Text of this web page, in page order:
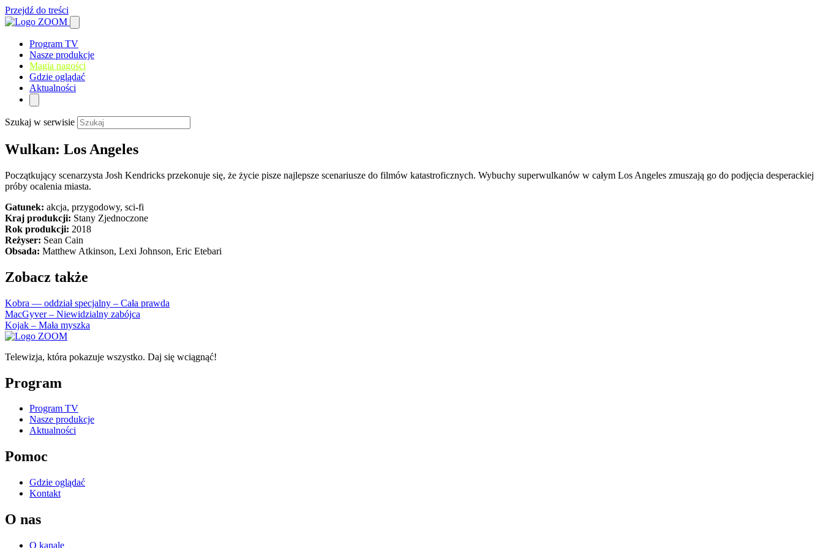
Przejdź do treści
Program TV
Nasze produkcje
Magia nagości
Gdzie oglądać
Aktualności
Szukaj w serwisie
Wulkan: Los Angeles
Początkujący scenarzysta Josh Kendricks przekonuje się, że życie pisze najlepsze scenariusze do filmów katastroficznych. Wybuchy superwulkanów w całym Los Angeles zmuszają go do podjęcia desperackiej
próby ocalenia miasta.
Gatunek: akcja, przygodowy, sci-fi
Kraj produkcji: Stany Zjednoczone
Rok produkcji: 2018
Reżyser: Sean Cain
Obsada: Matthew Atkinson, Lexi Johnson, Eric Etebari
Zobacz także
Kobra — oddział specjalny – Cała prawda
MacGyver – Niewidzialny zabójca
Kojak – Mała myszka
Telewizja, która pokazuje wszystko. Daj się wciągnąć!
Program
Program TV
Nasze produkcje
Aktualności
Pomoc
Gdzie oglądać
Kontakt
O nas
O kanale